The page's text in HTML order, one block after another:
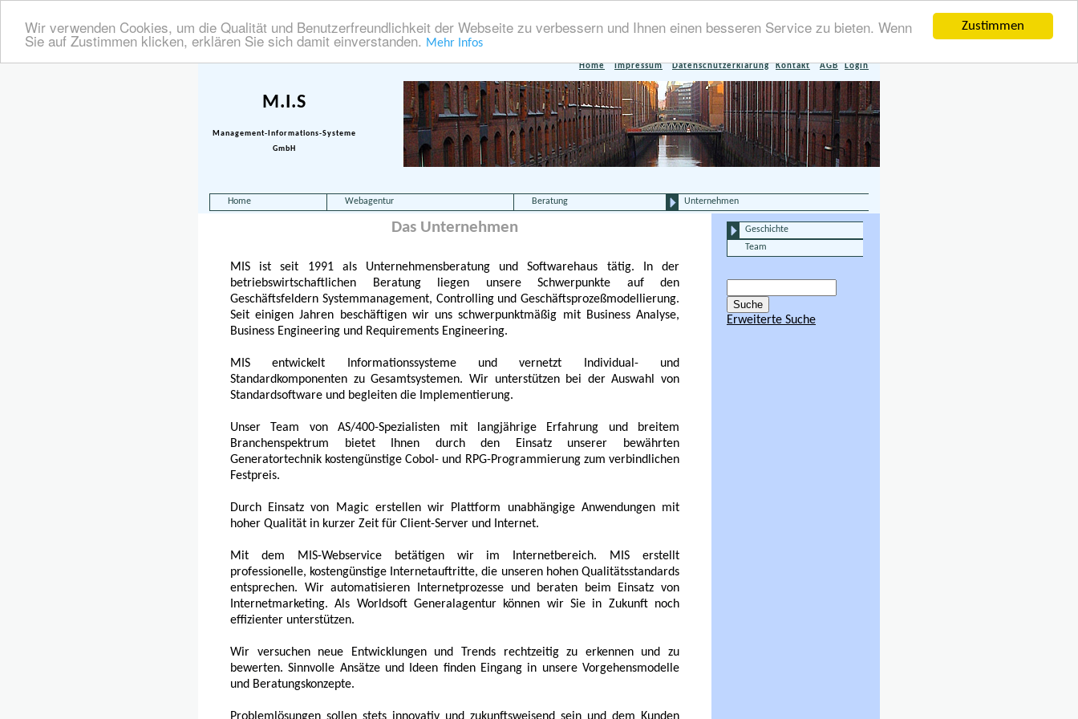
Zustimmen
Wir verwenden Cookies, um die Qualität und Benutzerfreundlichkeit der Webseite zu verbessern und Ihnen einen besseren Service zu bieten. Wenn
Sie auf Zustimmen klicken, erklären Sie sich damit einverstanden. Mehr Infos
Home Impressum Datenschutzerklärung Kontakt AGB Login
M.I.S
Management-Informations-Systeme
GmbH
Home Webagentur Beratung Unternehmen
Das Unternehmen
MIS ist seit 1991 als Unternehmensberatung und Softwarehaus tätig. In der
betriebswirtschaftlichen Beratung liegen unsere Schwerpunkte auf den
Geschäftsfeldern Systemmanagement, Controlling und Geschäftsprozeßmodellierung.
Seit einigen Jahren beschäftigen wir uns schwerpunktmäßig mit Business Analyse,
Business Engineering und Requirements Engineering.
MIS entwickelt Informationssysteme und vernetzt Individual- und
Standardkomponenten zu Gesamtsystemen. Wir unterstützen bei der Auswahl von
Standardsoftware und begleiten die Implementierung.
Unser Team von AS/400-Spezialisten mit langjährige Erfahrung und breitem
Branchenspektrum bietet Ihnen durch den Einsatz unserer bewährten
Generatortechnik kostengünstige Cobol- und RPG-Programmierung zum verbindlichen
Festpreis.
Durch Einsatz von Magic erstellen wir Plattform unabhängige Anwendungen mit
hoher Qualität in kurzer Zeit für Client-Server und Internet.
Mit dem MIS-Webservice betätigen wir im Internetbereich. MIS erstellt
professionelle, kostengünstige Internetauftritte, die unseren hohen Qualitätsstandards
entsprechen. Wir automatisieren Internetprozesse und beraten beim Einsatz von
Internetmarketing. Als Worldsoft Generalagentur können wir Sie in Zukunft noch
effizienter unterstützen.
Wir versuchen neue Entwicklungen und Trends rechtzeitig zu erkennen und zu
bewerten. Sinnvolle Ansätze und Ideen finden Eingang in unsere Vorgehensmodelle
und Beratungskonzepte.
Problemlösungen sollen stets innovativ und zukunftsweisend sein und dem Kunden
Geschichte
Team
Erweiterte Suche